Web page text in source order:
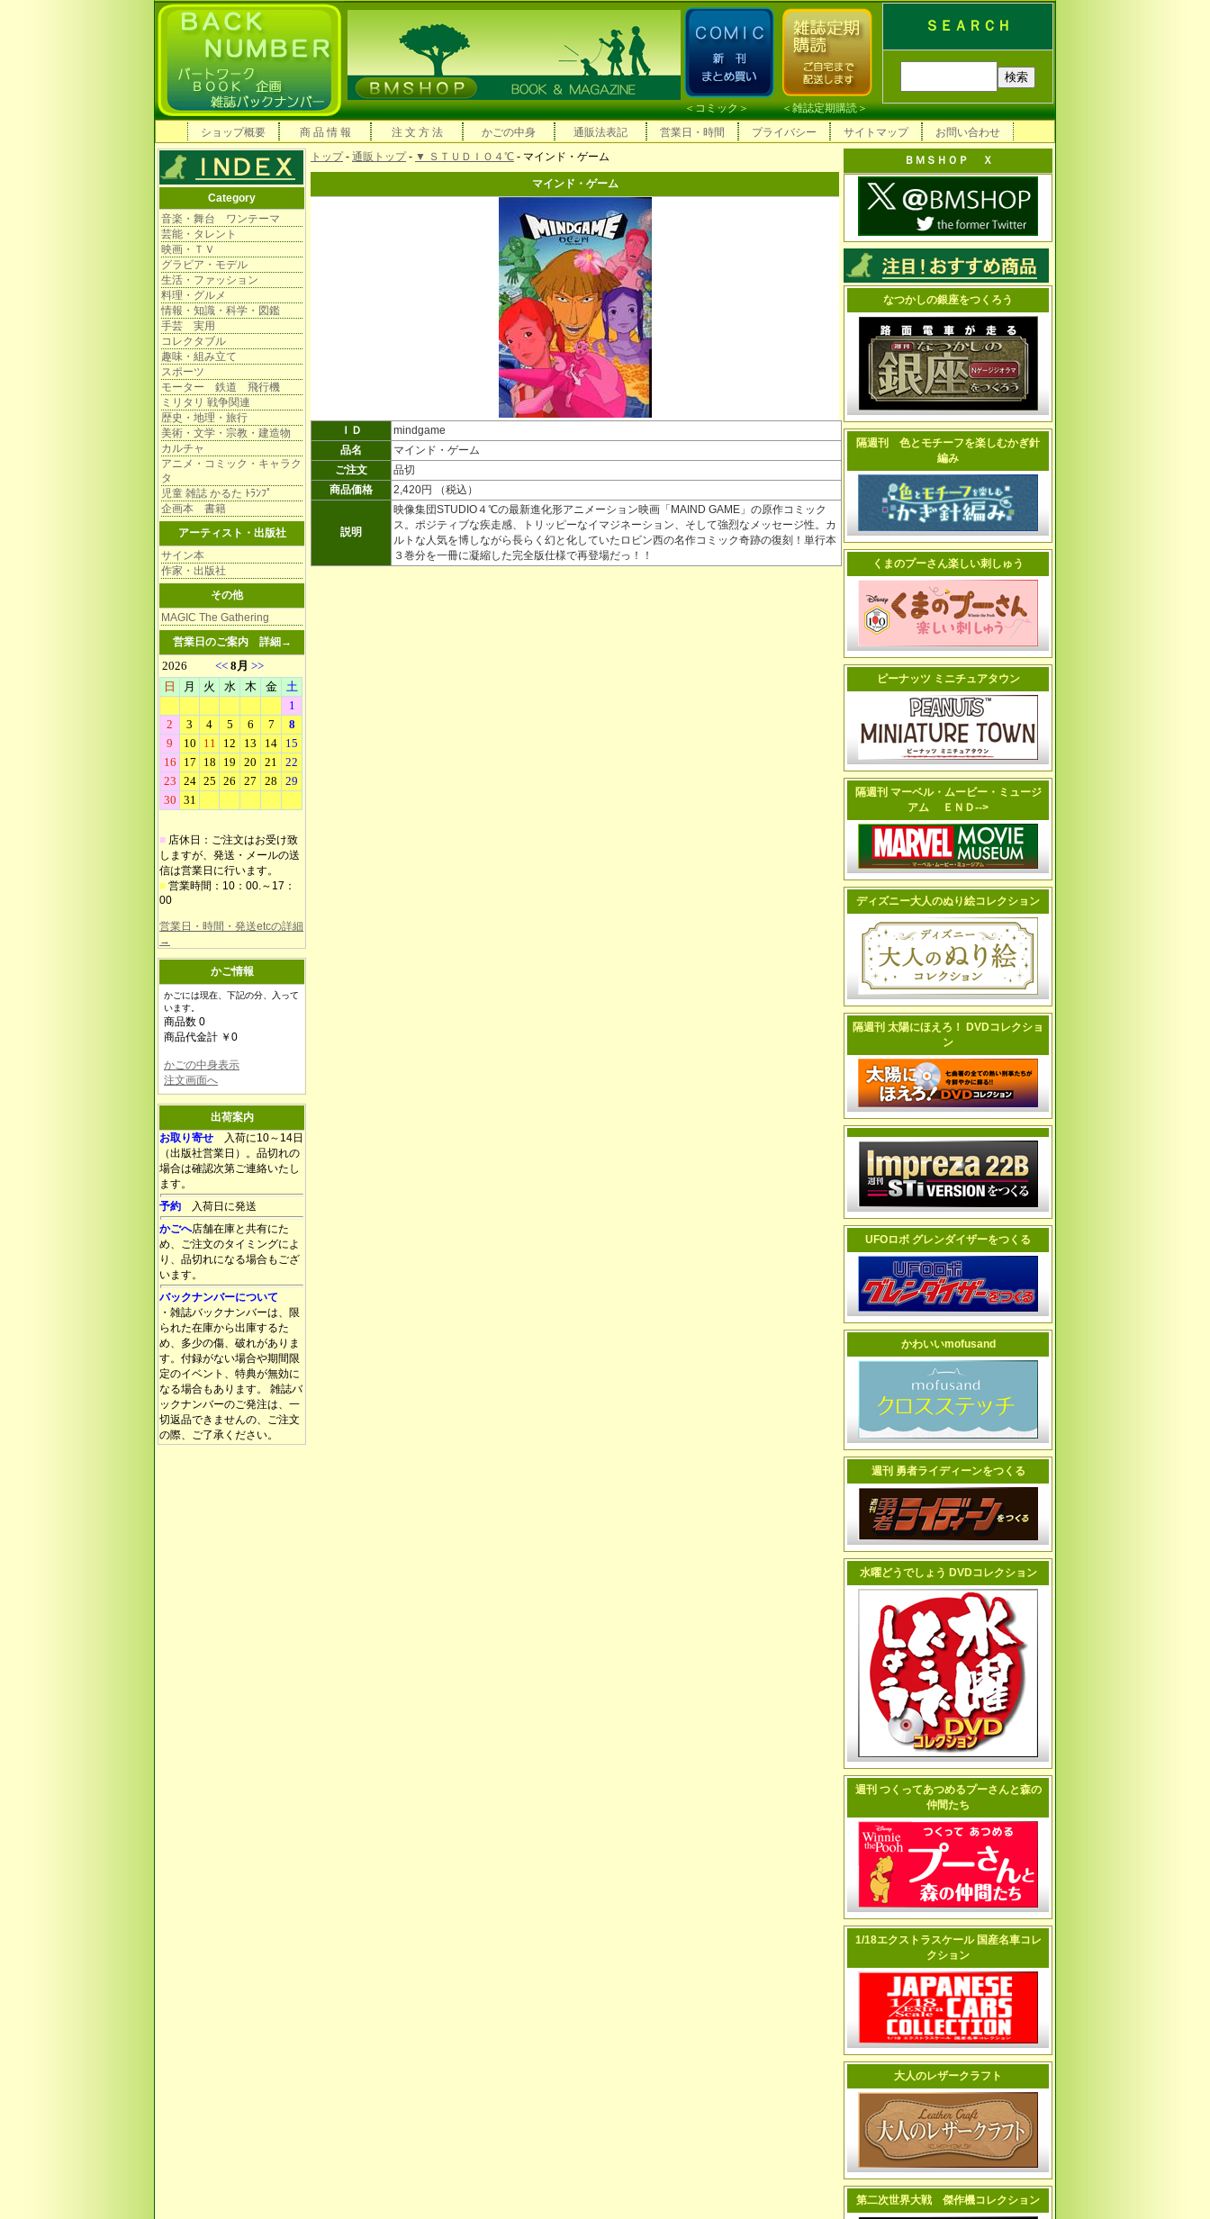
ＳＥＡＲＣＨ
＜コミック＞ ＜雑誌定期購読＞
ショップ概要
商 品 情 報 注 文 方 法 かごの中身 通販法表記 営業日・時間 プライバシー サイトマップ お問い合わせ
Category
音楽・舞台 ワンテーマ
芸能・タレント
映画・ＴＶ
グラビア・モデル
生活・ファッション
料理・グルメ
情報・知識・科学・図鑑
手芸 実用
コレクタブル
趣味・組み立て
スポーツ
モーター 鉄道 飛行機
ミリタリ 戦争関連
歴史・地理・旅行
美術・文学・宗教・建造物
カルチャ
アニメ・コミック・キャラク
タ
児童 雑誌 かるた ﾄﾗﾝﾌﾟ
企画本 書籍
アーティスト・出版社
サイン本
作家・出版社
その他
MAGIC The Gathering
営業日のご案内 詳細→
■ 店休日：ご注文はお受け致
しますが、発送・メールの送
信は営業日に行います。
■ 営業時間：10：00.～17：
00
営業日・時間・発送etcの詳細
→
かご情報
かごには現在、下記の分、入って
います。
商品数 0
商品代金計 ￥0
かごの中身表示
注文画面へ
出荷案内
お取り寄せ 入荷に10～14日
（出版社営業日）。品切れの
場合は確認次第ご連絡いたし
ます。
予約 入荷日に発送
かごへ店舗在庫と共有にた
め、ご注文のタイミングによ
り、品切れになる場合もござ
います。
バックナンバーについて
・雑誌バックナンバーは、限
られた在庫から出庫するた
め、多少の傷、破れがありま
す。付録がない場合や期間限
定のイベント、特典が無効に
なる場合もあります。 雑誌バ
ックナンバーのご発注は、一
切返品できませんの、ご注文
の際、ご了承ください。
トップ- 通販トップ- ▼ ＳＴＵＤＩＯ４℃ - マインド・ゲーム
マインド・ゲーム
ＩＤ
mindgame
品名
マインド・ゲーム
ご注文
品切
商品価格
2,420円 （税込）
説明
映像集団STUDIO４℃の最新進化形アニメーション映画「MAIND GAME」の原作コミック
ス。ポジティブな疾走感、トリッピーなイマジネーション、そして強烈なメッセージ性。カ
ルトな人気を博しながら長らく幻と化していたロビン西の名作コミック奇跡の復刻！単行本
３巻分を一冊に凝縮した完全版仕様で再登場だっ！！
ＢＭＳＨＯＰ Ｘ
なつかしの銀座をつくろう
隔週刊 色とモチーフを楽しむかぎ針
編み
くまのプーさん楽しい刺しゅう
ピーナッツ ミニチュアタウン
隔週刊 マーベル・ムービー・ミュージ
アム ＥＮＤ-->
ディズニー大人のぬり絵コレクション
隔週刊 太陽にほえろ！ DVDコレクショ
ン
UFOロボ グレンダイザーをつくる
かわいいmofusand
週刊 勇者ライディーンをつくる
水曜どうでしょう DVDコレクション
週刊 つくってあつめるプーさんと森の
仲間たち
1/18エクストラスケール 国産名車コレ
クション
大人のレザークラフト
第二次世界大戦 傑作機コレクション